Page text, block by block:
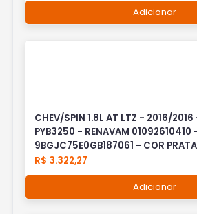
Adicionar
CHEV/SPIN 1.8L AT LTZ - 2016/
PYB3250 - RENAVAM 01092610410
9BGJC75E0GB187061 - COR
R$ 3.322,27
Adicionar